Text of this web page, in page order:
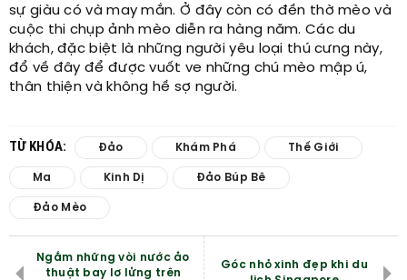
sự giàu có và may mắn. Ở đây còn có đền thờ mèo và
cuộc thi chụp ảnh mèo diễn ra hàng năm. Các du
khách, đặc biệt là những người yêu loại thú cưng này,
đổ về đây để được vuốt ve những chú mèo mập ú,
thân thiện và không hề sợ người.
TỪ KHÓA: Đảo Khám Phá Thế Giới
Ma Kinh Dị Đảo Búp Bê
Đảo Mèo
Ngắm những vòi nước ảo
thuật bay lơ lửng trên
Góc nhỏ xinh đẹp khi du